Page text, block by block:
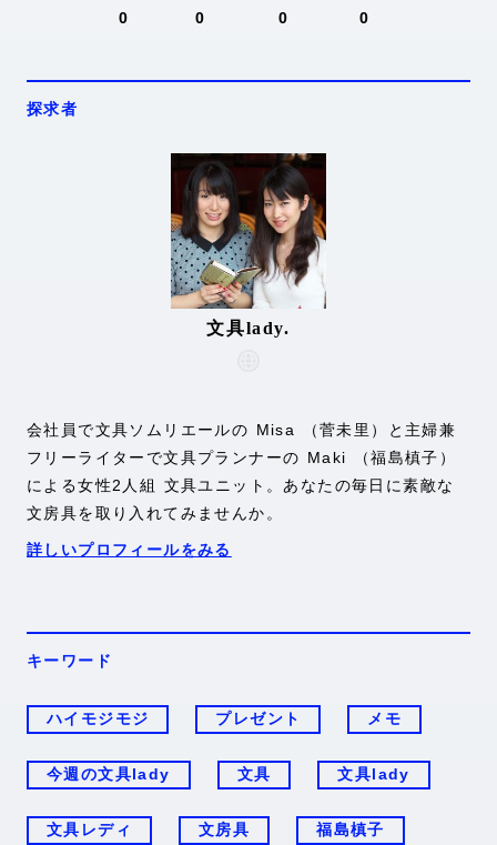
0 0 0 0
探求者
文具lady.
会社員で文具ソムリエールの Misa （菅未里）と主婦兼
フリーライターで文具プランナーの Maki （福島槙子）
による女性2人組 文具ユニット。あなたの毎日に素敵な
文房具を取り入れてみませんか。
詳しいプロフィールをみる
キーワード
ハイモジモジ プレゼント メモ
今週の文具lady 文具 文具lady
文具レディ 文房具 福島槙子